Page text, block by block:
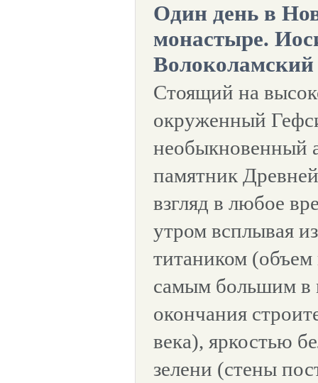
Один день в
монастыре.
Стоящий на
окруженный
необыкновенный
памятник
взгляд в любое
утром всплывая
титаником
самым большим в
окончания
века), яркостью
зелени (стены